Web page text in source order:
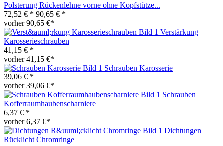
Polsterung Rückenlehne vorne ohne Kopfstütze...
72,52 € * 90,65 € *
vorher 90,65 €*
Verstärkung
Karosserieschrauben
41,15 € *
vorher 41,15 €*
Schrauben Karosserie
39,06 € *
vorher 39,06 €*
Schrauben
Kofferraumhaubenscharniere
6,37 € *
vorher 6,37 €*
Dichtungen
Rücklicht Chromringe